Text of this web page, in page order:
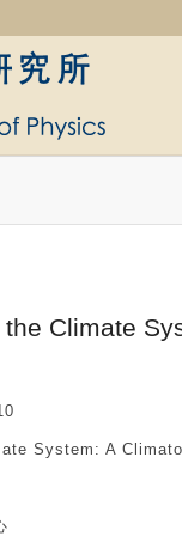
Climate
System: A